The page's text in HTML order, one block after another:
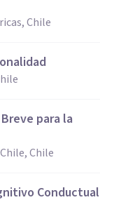
Chile
para la
Chile
Conductual